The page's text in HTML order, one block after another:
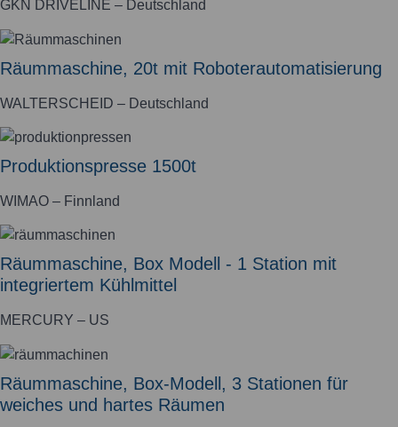
GKN DRIVELINE – Deutschland
Räummaschine, 20t mit Roboterautomatisierung
WALTERSCHEID – Deutschland
Produktionspresse 1500t
WIMAO – Finnland
Räummaschine, Box Modell - 1 Station mit
integriertem Kühlmittel
MERCURY – US
Räummaschine, Box-Modell, 3 Stationen für
weiches und hartes Räumen